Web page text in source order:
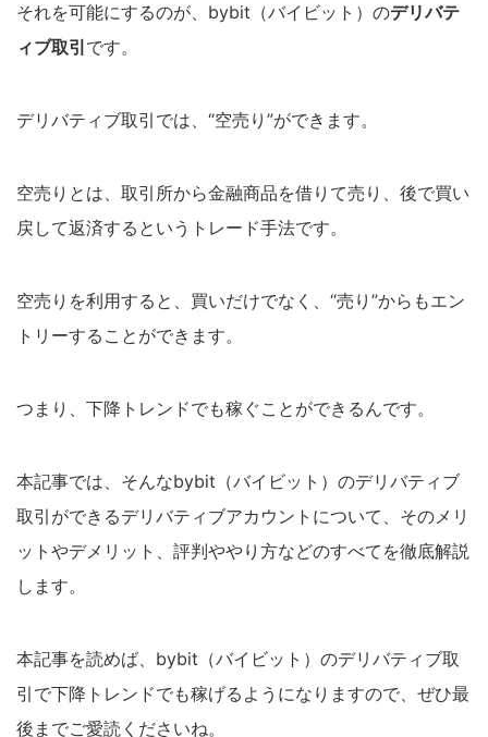
それを可能にするのが、bybit（バイビット）のデリバテ
ィブ取引 です。
デリバティブ取引では、“空売り”ができます。
空売りとは、取引所から金融商品を借りて売り、後で買い
戻して返済するというトレード手法です。
空売りを利用すると、買いだけでなく、“売り”からもエン
トリーすることができます。
つまり、下降トレンドでも稼ぐことができるんです。
本記事では、そんなbybit（バイビット）のデリバティブ
取引ができるデリバティブアカウントについて、そのメリ
ットやデメリット、評判ややり方などのすべてを徹底解説
します。
本記事を読めば、bybit（バイビット）のデリバティブ取
引で下降トレンドでも稼げるようになりますので、ぜひ最
後までご愛読くださいね。